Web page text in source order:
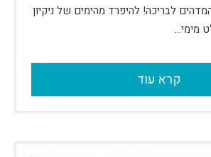
לבריכה! להיפרד מהימים של ניקיון
מימי…
קרא עוד